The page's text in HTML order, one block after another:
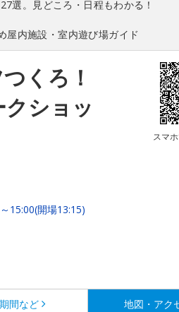
選。見どころ・日程もわかる！
屋内施設・室内遊び場ガイド
くろ！
ショッ
スマ
15:00(開場13:15)
間など 地図・アク